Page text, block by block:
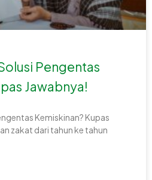
Pengentas
Jawabnya!
Kemiskinan? Kupas
zakat dari tahun ke tahun